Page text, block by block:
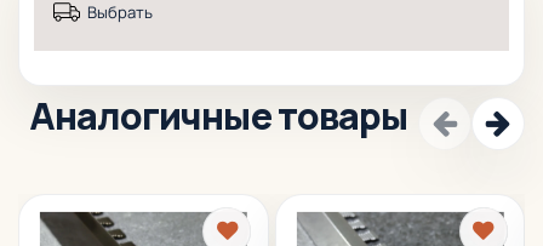
Выбрать
Аналогичные товары